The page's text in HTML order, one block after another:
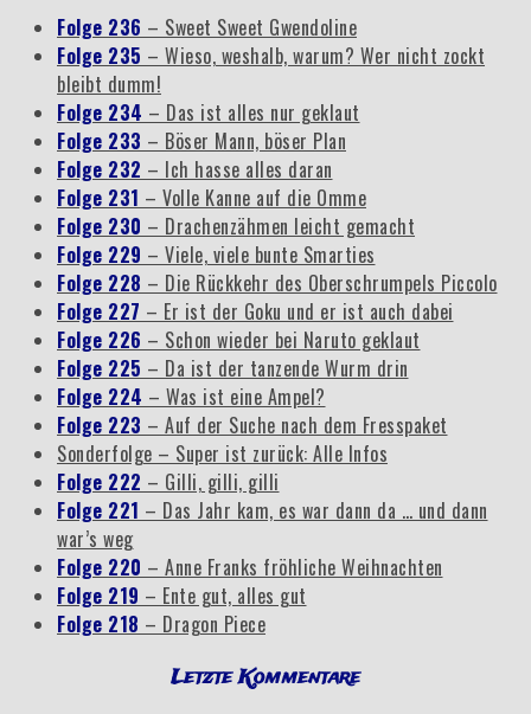
Folge 236 – Sweet Sweet Gwendoline
Folge 235 – Wieso, weshalb, warum? Wer nicht zockt
bleibt dumm!
Folge 234 – Das ist alles nur geklaut
Folge 233 – Böser Mann, böser Plan
Folge 232 – Ich hasse alles daran
Folge 231 – Volle Kanne auf die Omme
Folge 230 – Drachenzähmen leicht gemacht
Folge 229 – Viele, viele bunte Smarties
Folge 228 – Die Rückkehr des Oberschrumpels Piccolo
Folge 227 – Er ist der Goku und er ist auch dabei
Folge 226 – Schon wieder bei Naruto geklaut
Folge 225 – Da ist der tanzende Wurm drin
Folge 224 – Was ist eine Ampel?
Folge 223 – Auf der Suche nach dem Fresspaket
Sonderfolge – Super ist zurück: Alle Infos
Folge 222 – Gilli, gilli, gilli
Folge 221 – Das Jahr kam, es war dann da … und dann
war’s weg
Folge 220 – Anne Franks fröhliche Weihnachten
Folge 219 – Ente gut, alles gut
Folge 218 – Dragon Piece
Letzte Kommentare